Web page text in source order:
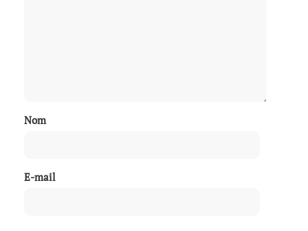
Nom
E-mail